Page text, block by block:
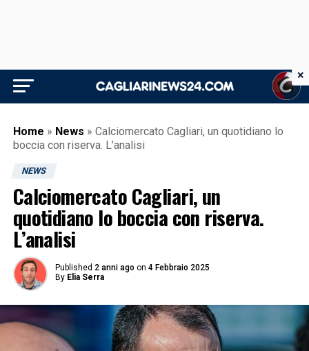
Home » News » Calciomercato Cagliari, un quotidiano lo
boccia con riserva. L’analisi
NEWS
Calciomercato Cagliari, un
quotidiano lo boccia con riserva.
L’analisi
Published 2 anni ago on 4 Febbraio 2025
By Elia Serra
×